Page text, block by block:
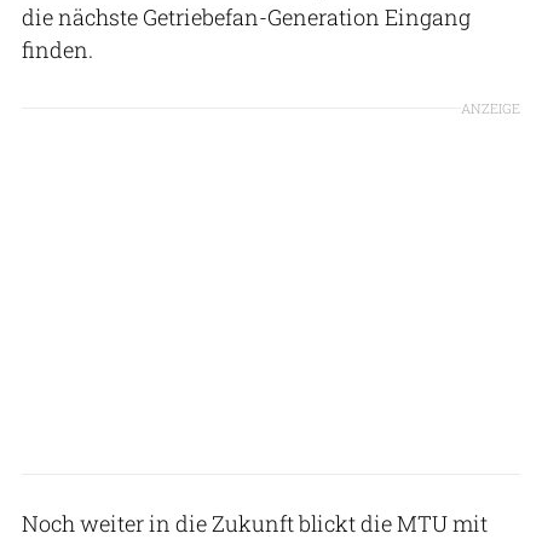
die nächste Getriebefan-Generation Eingang
finden.
ANZEIGE
Noch weiter in die Zukunft blickt die MTU mit